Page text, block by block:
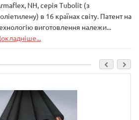
NH, серія Tubolit (з
в 16 країнах світу. Патент на
виготовлення належи...